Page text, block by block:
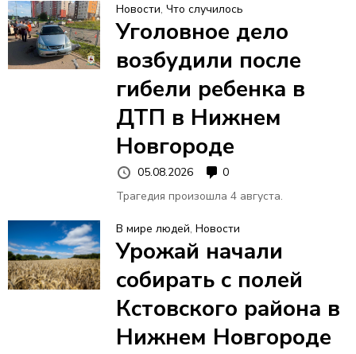
Новости, Что случилось
Уголовное дело
возбудили после
гибели ребенка в
ДТП в Нижнем
Новгороде
05.08.2026
0
Трагедия произошла 4 августа.
В мире людей, Новости
Урожай начали
собирать с полей
Кстовского района в
Нижнем Новгороде